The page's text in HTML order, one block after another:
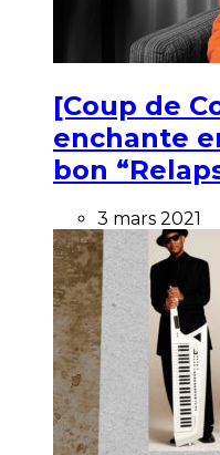
[Coup de
enchante
bon
3 mars 2021